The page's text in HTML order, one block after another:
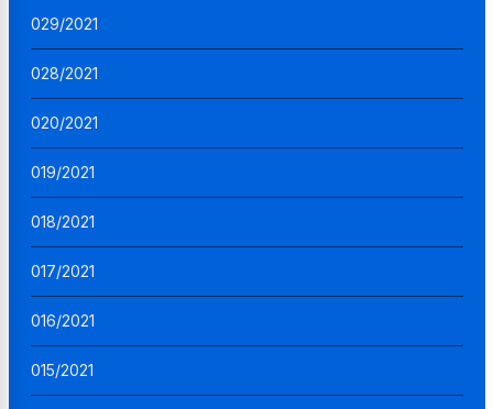
029/2021
028/2021
020/2021
019/2021
018/2021
017/2021
016/2021
015/2021